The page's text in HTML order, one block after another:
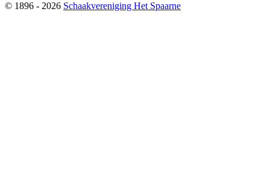
© 1896 - 2026 Schaakvereniging Het Spaarne